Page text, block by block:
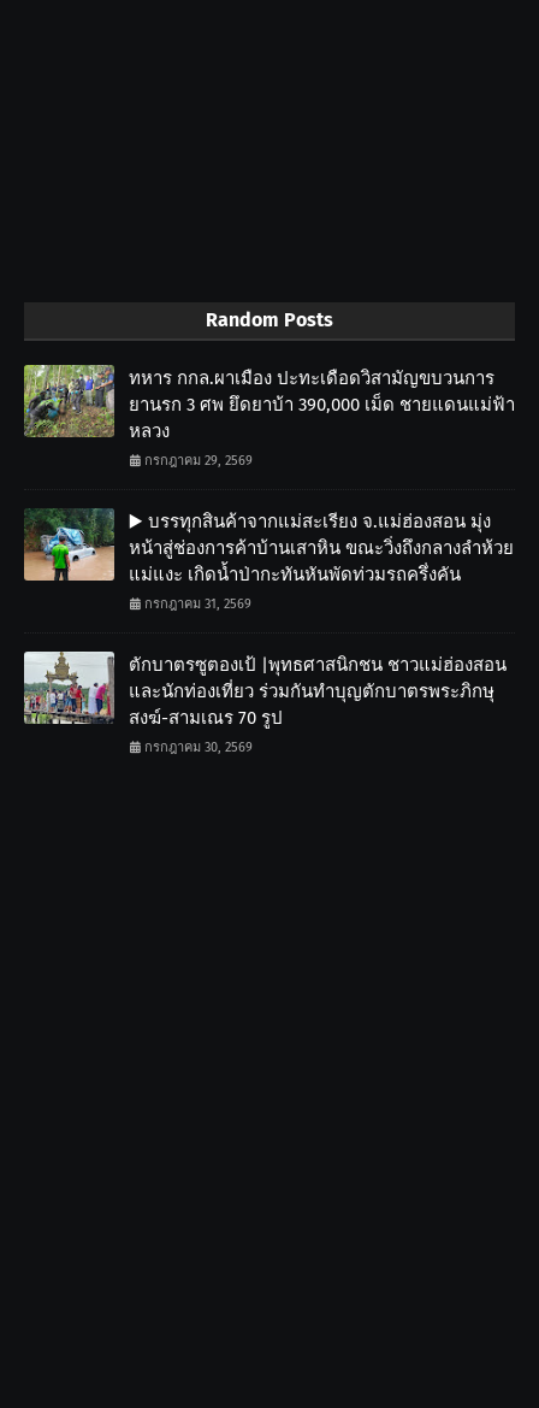
Random Posts
ทหาร กกล.ผาเมือง ปะทะเดือดวิสามัญขบวนการ
ยานรก 3 ศพ ยึดยาบ้า 390,000 เม็ด ชายแดนแม่ฟ้า
หลวง
กรกฎาคม 29, 2569
▶️ บรรทุกสินค้าจากแม่สะเรียง จ.แม่ฮ่องสอน มุ่ง
หน้าสู่ช่องการค้าบ้านเสาหิน ขณะวิ่งถึงกลางลำห้วย
แม่แงะ เกิดน้ำป่ากะทันหันพัดท่วมรถครึ่งคัน
กรกฎาคม 31, 2569
ตักบาตรซูตองเป้ |พุทธศาสนิกชน ชาวแม่ฮ่องสอน
และนักท่องเที่ยว ร่วมกันทำบุญตักบาตรพระภิกษุ
สงฆ์-สามเณร 70 รูป
กรกฎาคม 30, 2569